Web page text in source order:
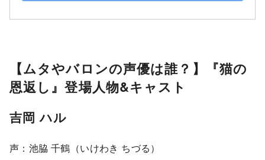
【ムタやバロンの声優は誰？】『猫の
恩返し』登場人物&キャスト
吉岡 ハル
声：池脇 千鶴（いけわき ちづる）